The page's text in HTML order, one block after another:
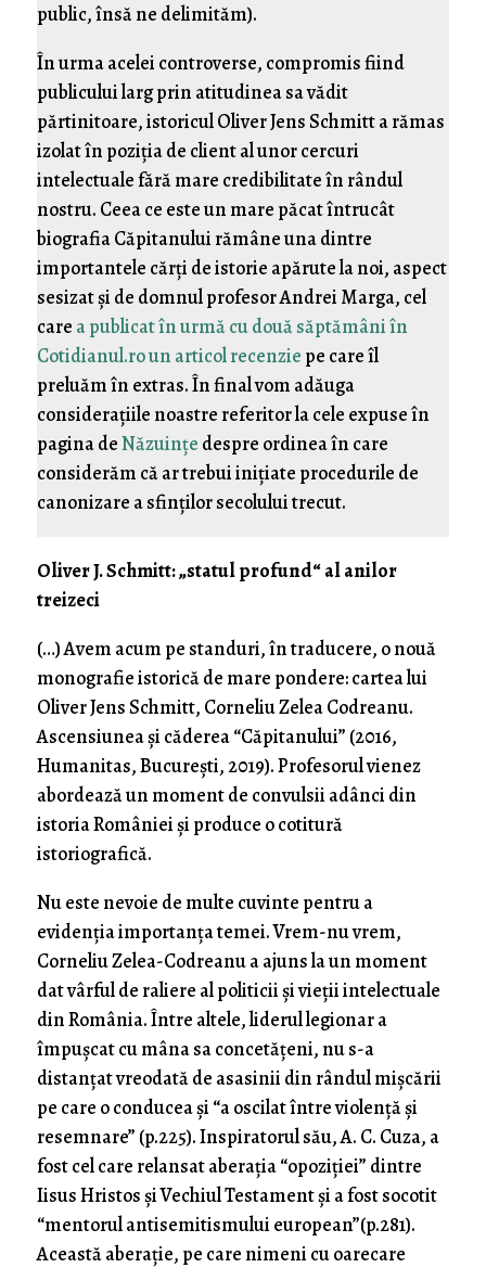
public, însă ne delimităm).
În urma acelei controverse, compromis fiind
publicului larg prin atitudinea sa vădit
părtinitoare, istoricul Oliver Jens Schmitt a rămas
izolat în poziţia de client al unor cercuri
intelectuale fără mare credibilitate în rândul
nostru. Ceea ce este un mare păcat întrucât
biografia Căpitanului rămâne una dintre
importantele cărţi de istorie apărute la noi, aspect
sesizat şi de domnul profesor Andrei Marga, cel
care a publicat în urmă cu două săptămâni în
Cotidianul.ro un articol recenzie pe care îl
preluăm în extras. În final vom adăuga
consideraţiile noastre referitor la cele expuse în
pagina deNăzuinţe despre ordinea în care
considerăm că ar trebui iniţiate procedurile de
canonizare a sfinţilor secolului trecut.
Oliver J. Schmitt: „statul profund“ al anilor
treizeci
(…) Avem acum pe standuri, în traducere, o nouă
monografie istorică de mare pondere: cartea lui
Oliver Jens Schmitt, Corneliu Zelea Codreanu.
Ascensiunea și căderea “Căpitanului” (2016,
Humanitas, București, 2019). Profesorul vienez
abordează un moment de convulsii adânci din
istoria României și produce o cotitură
istoriografică.
Nu este nevoie de multe cuvinte pentru a
evidenția importanța temei. Vrem-nu vrem,
Corneliu Zelea-Codreanu a ajuns la un moment
dat vârful de raliere al politicii și vieții intelectuale
din România. Între altele, liderul legionar a
împușcat cu mâna sa concetățeni, nu s-a
distanțat vreodată de asasinii din rândul mișcării
pe care o conducea și “a oscilat între violență și
resemnare” (p.225). Inspiratorul său, A. C. Cuza, a
fost cel care relansat aberația “opoziției” dintre
Iisus Hristos și Vechiul Testament și a fost socotit
“mentorul antisemitismului european”(p.281).
Această aberație, pe care nimeni cu oarecare